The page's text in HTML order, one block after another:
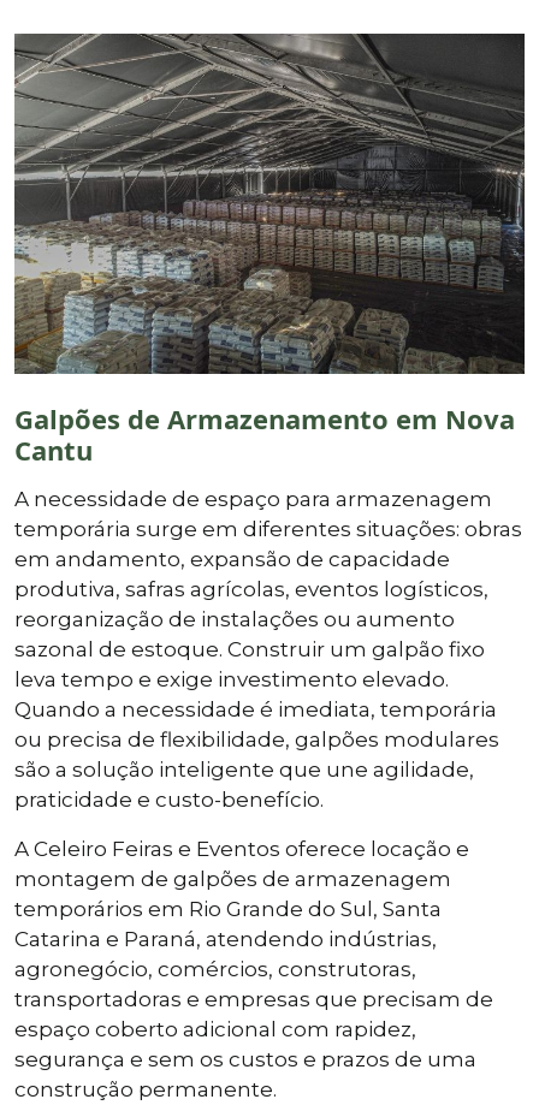
Galpões de Armazenamento em Nova
Cantu
A necessidade de espaço para armazenagem
temporária surge em diferentes situações: obras
em andamento, expansão de capacidade
produtiva, safras agrícolas, eventos logísticos,
reorganização de instalações ou aumento
sazonal de estoque. Construir um galpão fixo
leva tempo e exige investimento elevado.
Quando a necessidade é imediata, temporária
ou precisa de flexibilidade, galpões modulares
são a solução inteligente que une agilidade,
praticidade e custo-benefício.
A Celeiro Feiras e Eventos oferece locação e
montagem de galpões de armazenagem
temporários em Rio Grande do Sul, Santa
Catarina e Paraná, atendendo indústrias,
agronegócio, comércios, construtoras,
transportadoras e empresas que precisam de
espaço coberto adicional com rapidez,
segurança e sem os custos e prazos de uma
construção permanente.